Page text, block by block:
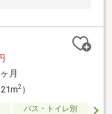
月
2）
バス・トイレ別